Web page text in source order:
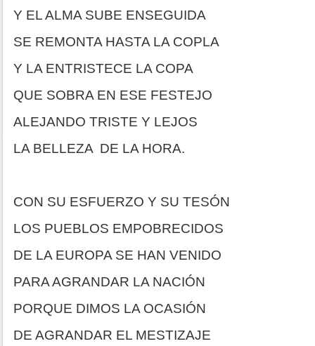
Y EL ALMA SUBE ENSEGUIDA
SE REMONTA HASTA LA COPLA
Y LA ENTRISTECE LA COPA
QUE SOBRA EN ESE FESTEJO
ALEJANDO TRISTE Y LEJOS
LA BELLEZA DE LA HORA.
CON SU ESFUERZO Y SU TESÓN
LOS PUEBLOS EMPOBRECIDOS
DE LA EUROPA SE HAN VENIDO
PARA AGRANDAR LA NACIÓN
PORQUE DIMOS LA OCASIÓN
DE AGRANDAR EL MESTIZAJE